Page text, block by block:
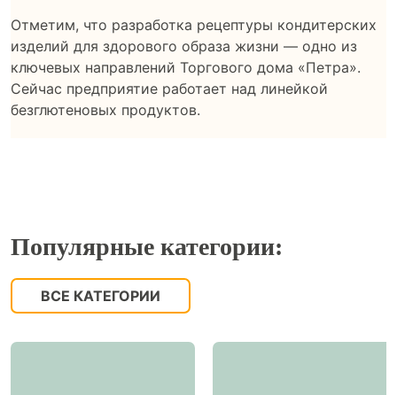
Отметим, что разработка рецептуры кондитерских
изделий для здорового образа жизни — одно из
ключевых направлений Торгового дома «Петра».
Сейчас предприятие работает над линейкой
безглютеновых продуктов.
Популярные категории:
ВСЕ КАТЕГОРИИ